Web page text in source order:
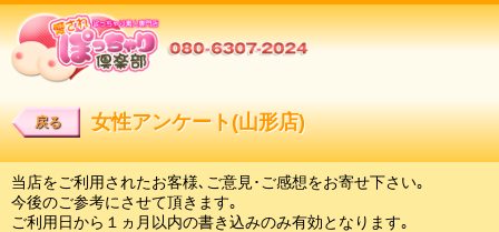
女性アンケート(山形店)
戻る
当店をご利用されたお客様､ご意見･ご感想をお寄せ下さい｡
今後のご参考にさせて頂きます｡
ご利用日から１ヵ月以内の書き込みのみ有効となります｡